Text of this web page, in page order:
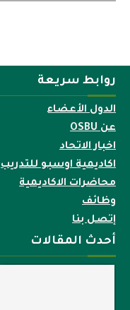
روابط سريعة
الدول الأعضاء
عن OSBU
اخبار الاتحاد
اكاديمية اوسبو للتدريب
محاضرات الاكاديمية
وظائف
إتصل بنا
أحدث المقالات